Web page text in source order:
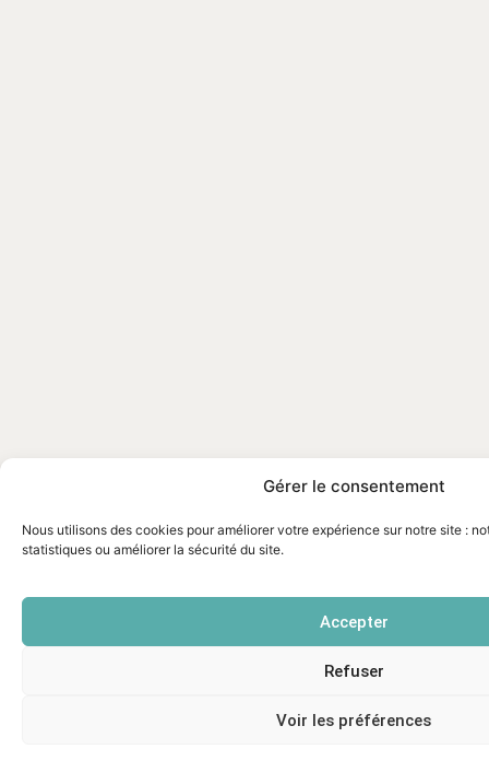
Gérer le consentement
Nous utilisons des cookies pour améliorer votre expérience sur notre site :
statistiques ou améliorer la sécurité du site.
Accepter
Refuser
Voir les préférences